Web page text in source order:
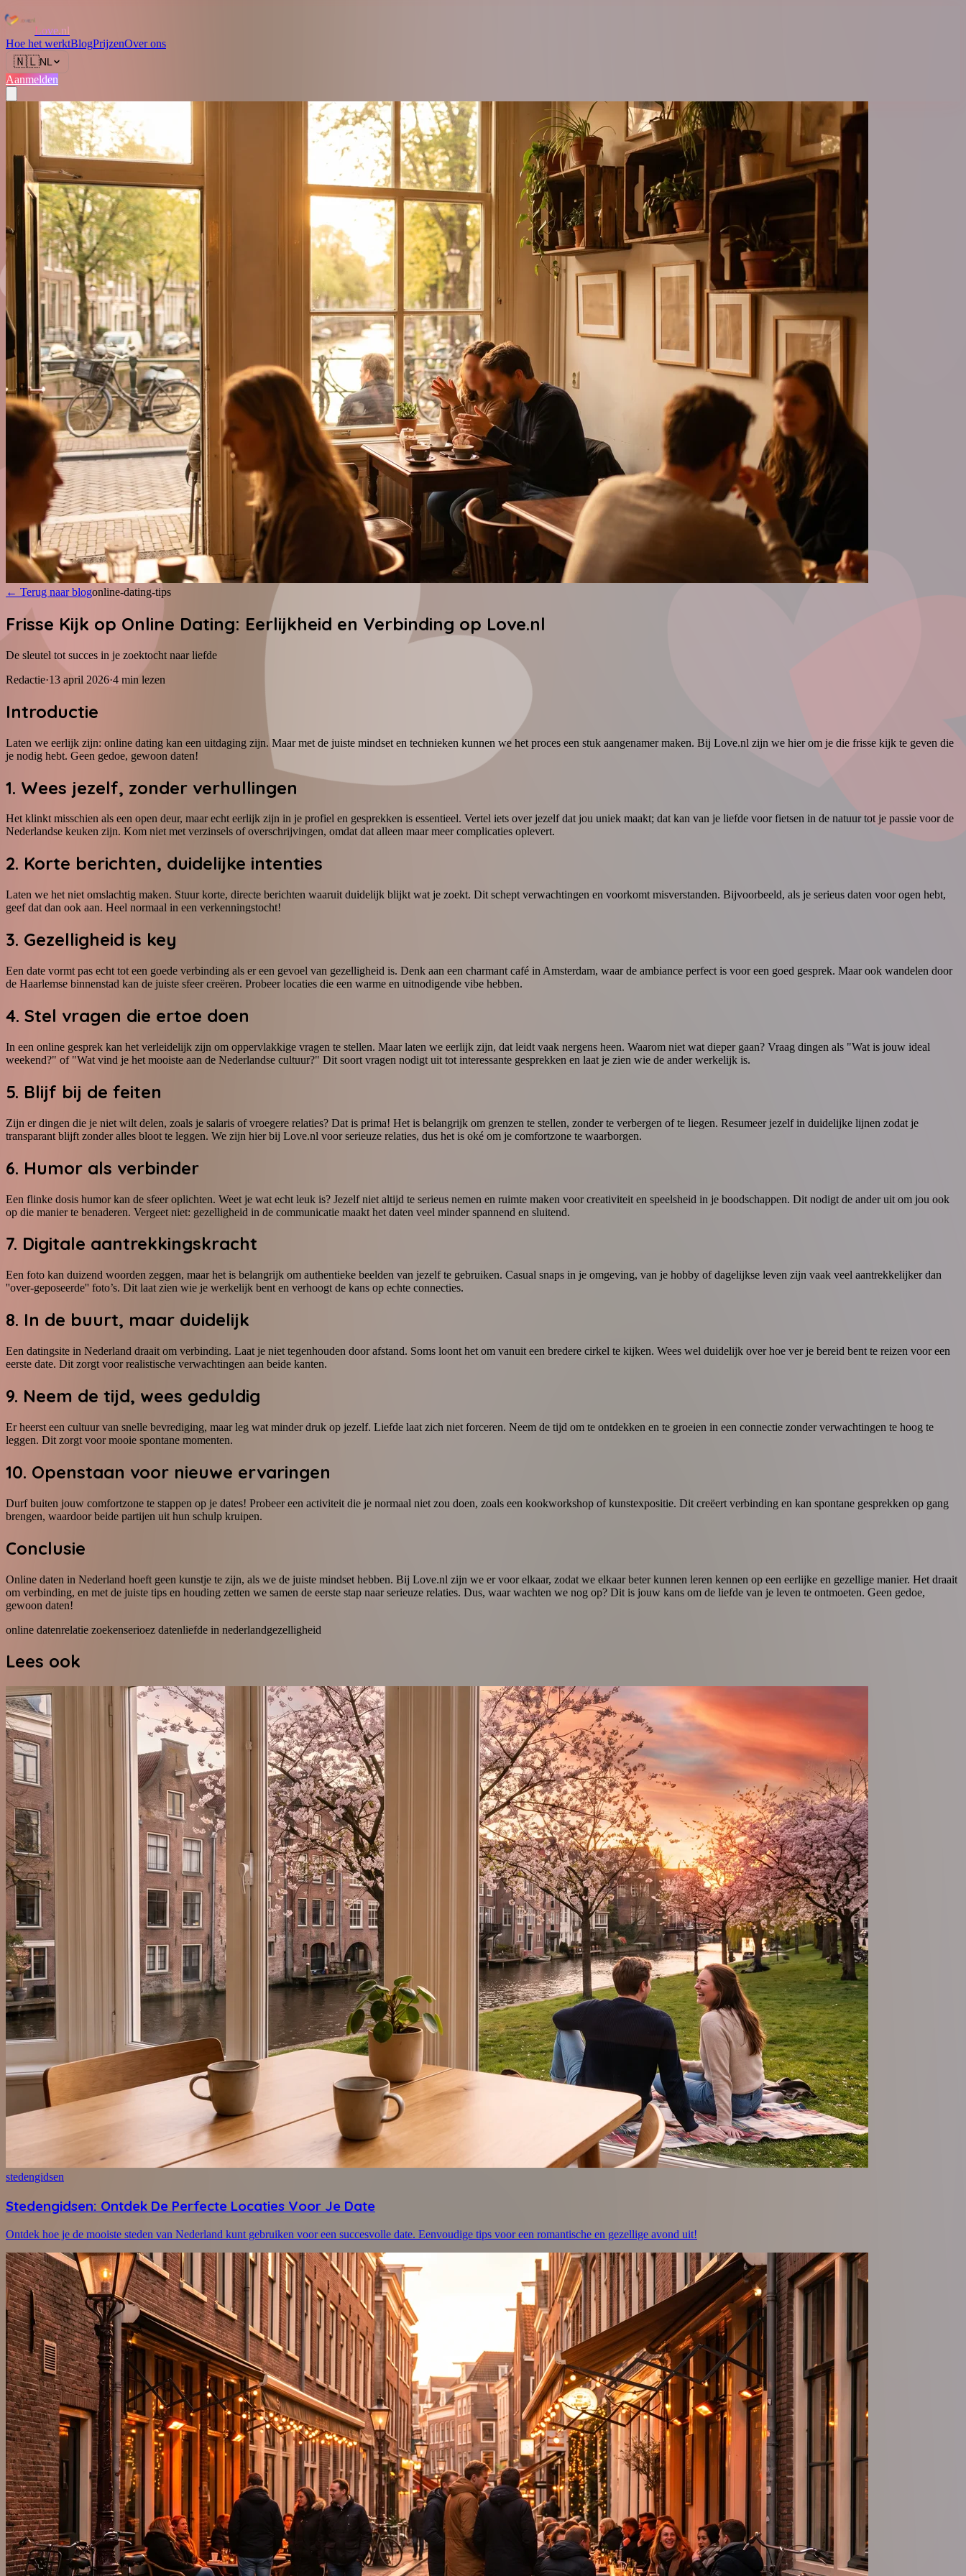
Love.nl
Hoe het werktBlogPrijzenOver ons
🇳🇱NL
Aanmelden
← Terug naar blogonline-dating-tips
Frisse Kijk op Online Dating: Eerlijkheid en Verbinding op Love.nl
De sleutel tot succes in je zoektocht naar liefde
Redactie·13 april 2026·4 min lezen
Introductie
Laten we eerlijk zijn: online dating kan een uitdaging zijn. Maar met de juiste mindset en technieken kunnen we het proces een stuk aangenamer maken. Bij Love.nl zijn we hier om je die frisse kijk te geven die
je nodig hebt. Geen gedoe, gewoon daten!
1. Wees jezelf, zonder verhullingen
Het klinkt misschien als een open deur, maar echt eerlijk zijn in je profiel en gesprekken is essentieel. Vertel iets over jezelf dat jou uniek maakt; dat kan van je liefde voor fietsen in de natuur tot je passie voor de
Nederlandse keuken zijn. Kom niet met verzinsels of overschrijvingen, omdat dat alleen maar meer complicaties oplevert.
2. Korte berichten, duidelijke intenties
Laten we het niet omslachtig maken. Stuur korte, directe berichten waaruit duidelijk blijkt wat je zoekt. Dit schept verwachtingen en voorkomt misverstanden. Bijvoorbeeld, als je serieus daten voor ogen hebt,
geef dat dan ook aan. Heel normaal in een verkenningstocht!
3. Gezelligheid is key
Een date vormt pas echt tot een goede verbinding als er een gevoel van gezelligheid is. Denk aan een charmant café in Amsterdam, waar de ambiance perfect is voor een goed gesprek. Maar ook wandelen door
de Haarlemse binnenstad kan de juiste sfeer creëren. Probeer locaties die een warme en uitnodigende vibe hebben.
4. Stel vragen die ertoe doen
In een online gesprek kan het verleidelijk zijn om oppervlakkige vragen te stellen. Maar laten we eerlijk zijn, dat leidt vaak nergens heen. Waarom niet wat dieper gaan? Vraag dingen als "Wat is jouw ideal
weekend?" of "Wat vind je het mooiste aan de Nederlandse cultuur?" Dit soort vragen nodigt uit tot interessante gesprekken en laat je zien wie de ander werkelijk is.
5. Blijf bij de feiten
Zijn er dingen die je niet wilt delen, zoals je salaris of vroegere relaties? Dat is prima! Het is belangrijk om grenzen te stellen, zonder te verbergen of te liegen. Resumeer jezelf in duidelijke lijnen zodat je
transparant blijft zonder alles bloot te leggen. We zijn hier bij Love.nl voor serieuze relaties, dus het is oké om je comfortzone te waarborgen.
6. Humor als verbinder
Een flinke dosis humor kan de sfeer oplichten. Weet je wat echt leuk is? Jezelf niet altijd te serieus nemen en ruimte maken voor creativiteit en speelsheid in je boodschappen. Dit nodigt de ander uit om jou ook
op die manier te benaderen. Vergeet niet: gezelligheid in de communicatie maakt het daten veel minder spannend en sluitend.
7. Digitale aantrekkingskracht
Een foto kan duizend woorden zeggen, maar het is belangrijk om authentieke beelden van jezelf te gebruiken. Casual snaps in je omgeving, van je hobby of dagelijkse leven zijn vaak veel aantrekkelijker dan
''over-geposeerde'' foto’s. Dit laat zien wie je werkelijk bent en verhoogt de kans op echte connecties.
8. In de buurt, maar duidelijk
Een datingsite in Nederland draait om verbinding. Laat je niet tegenhouden door afstand. Soms loont het om vanuit een bredere cirkel te kijken. Wees wel duidelijk over hoe ver je bereid bent te reizen voor een
eerste date. Dit zorgt voor realistische verwachtingen aan beide kanten.
9. Neem de tijd, wees geduldig
Er heerst een cultuur van snelle bevrediging, maar leg wat minder druk op jezelf. Liefde laat zich niet forceren. Neem de tijd om te ontdekken en te groeien in een connectie zonder verwachtingen te hoog te
leggen. Dit zorgt voor mooie spontane momenten.
10. Openstaan voor nieuwe ervaringen
Durf buiten jouw comfortzone te stappen op je dates! Probeer een activiteit die je normaal niet zou doen, zoals een kookworkshop of kunstexpositie. Dit creëert verbinding en kan spontane gesprekken op gang
brengen, waardoor beide partijen uit hun schulp kruipen.
Conclusie
Online daten in Nederland hoeft geen kunstje te zijn, als we de juiste mindset hebben. Bij Love.nl zijn we er voor elkaar, zodat we elkaar beter kunnen leren kennen op een eerlijke en gezellige manier. Het draait
om verbinding, en met de juiste tips en houding zetten we samen de eerste stap naar serieuze relaties. Dus, waar wachten we nog op? Dit is jouw kans om de liefde van je leven te ontmoeten. Geen gedoe,
gewoon daten!
online datenrelatie zoekenserioez datenliefde in nederlandgezelligheid
Lees ook
stedengidsen
Stedengidsen: Ontdek De Perfecte Locaties Voor Je Date
Ontdek hoe je de mooiste steden van Nederland kunt gebruiken voor een succesvolle date. Eenvoudige tips voor een romantische en gezellige avond uit!